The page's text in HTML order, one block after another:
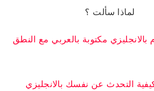
لماذا سألت ؟
بالانجليزي مكتوبة بالعربي مع النطق
التحدث عن نفسك بالانجليزي